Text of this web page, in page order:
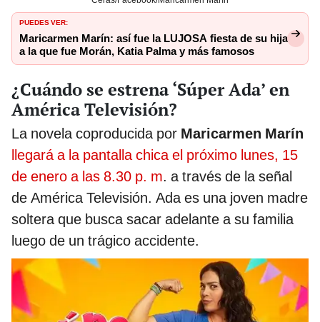
PUEDES VER:
Maricarmen Marín: así fue la LUJOSA fiesta de su hija
a la que fue Morán, Katia Palma y más famosos
¿Cuándo se estrena ‘Súper Ada’ en
América Televisión?
La novela coproducida por Maricarmen Marín
llegará a la pantalla chica el próximo lunes, 15
de enero a las 8.30 p. m. a través de la señal
de América Televisión. Ada es una joven madre
soltera que busca sacar adelante a su familia
luego de un trágico accidente.